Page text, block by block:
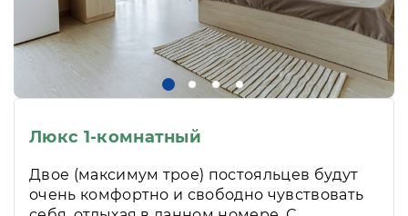
Люкс 1-комнатный
Двое (максимум трое) постояльцев будут
очень комфортно и свободно чувствовать